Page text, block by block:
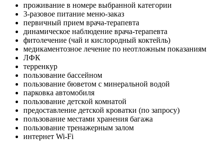
проживание в номере выбранной категории
3-разовое питание меню-заказ
первичный прием врача-терапевта
динамическое наблюдение врача-терапевта
фитолечение (чай и кислородный коктейль)
медикаментозное лечение по неотложным показаниям
ЛФК
терренкур
пользование бассейном
пользование бюветом с минеральной водой
парковка автомобиля
пользование детской комнатой
предоставление детской кроватки (по запросу)
пользование местами хранения багажа
пользование тренажерным залом
интернет Wi-Fi